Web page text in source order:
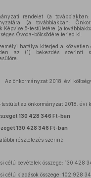
rendelet (a
(a továbbiakban:
Képvi­selő-testületére (a
Óvoda-bölcsődére terjed ki.
hatálya kiterjed a közvetlen
az (1) bekezdés szerinti
Az önkormányzat 2018. évi
az önkormányzat 2018. évi
130 428 346 Ft-ban
130 428 346 Ft-ban
részletezés szerint:
célú bevételek összege: 130 428
célú kiadások összege: 102 928